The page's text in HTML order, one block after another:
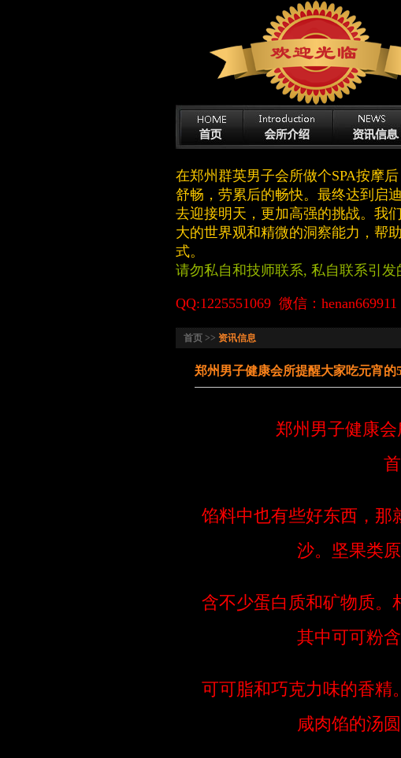
在郑州群英男子会所做个SPA按摩
舒畅，劳累后的畅快。最终达到启
去迎接明天，更加高强的挑战。我
大的世界观和精微的洞察能力，帮
式。
请勿私自和技师联系, 私自联系引发
QQ:1225551069 微信：
首页 >> 资讯信息
郑州男子健康会所提醒大家吃元宵的
郑州男子健康
馅料中也有些好东西，那
沙。坚果类
含不少蛋白质和矿物质。
其中可可粉
可可脂和巧克力味的香精
咸肉馅的汤